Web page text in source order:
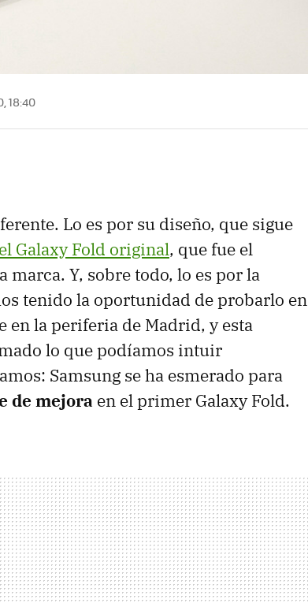
18:40
Lo es por su diseño, que sigue
el Galaxy Fold original, que fue el
Y, sobre todo, lo es por la
tenido la oportunidad de probarlo en
en la periferia de Madrid, y esta
lo que podíamos intuir
Samsung se ha esmerado para
de mejora en el primer Galaxy Fold.